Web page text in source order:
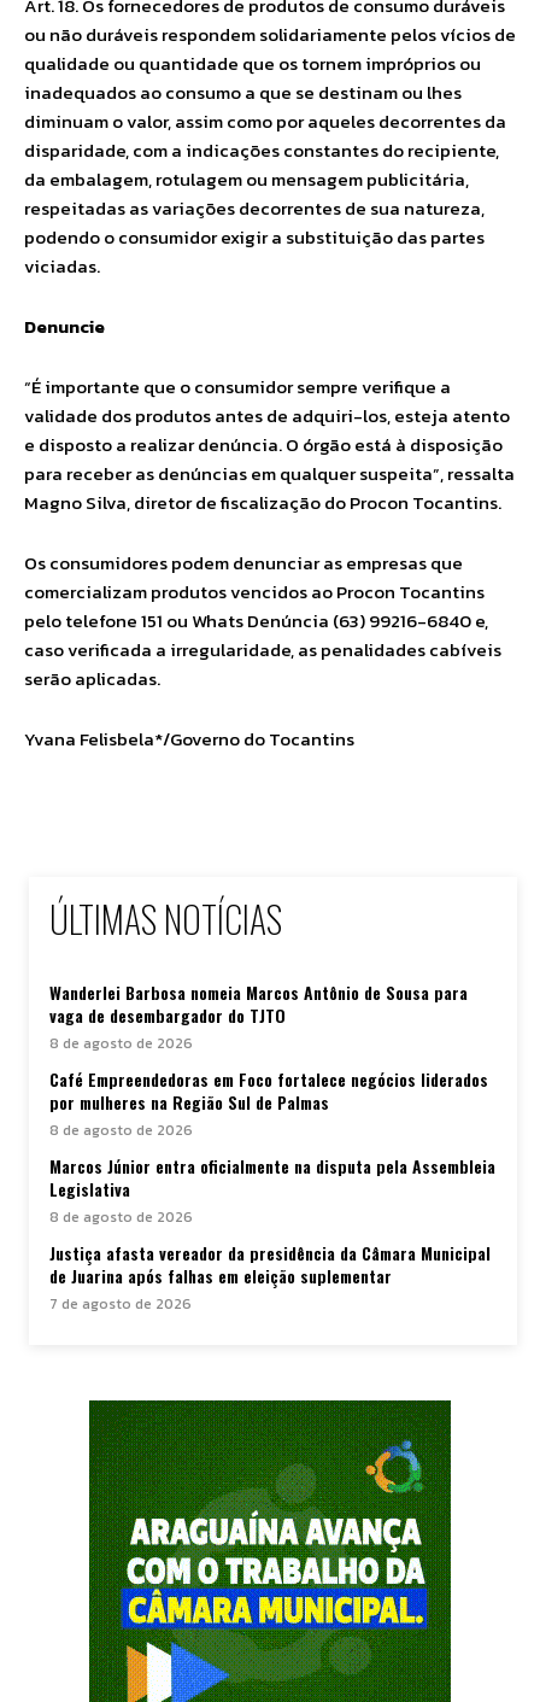
ou não duráveis respondem solidariamente pelos vícios de
qualidade ou quantidade que os tornem impróprios ou
inadequados ao consumo a que se destinam ou lhes
diminuam o valor, assim como por aqueles decorrentes da
disparidade, com a indicações constantes do recipiente,
da embalagem, rotulagem ou mensagem publicitária,
respeitadas as variações decorrentes de sua natureza,
podendo o consumidor exigir a substituição das partes
viciadas.
Denuncie
“É importante que o consumidor sempre verifique a
validade dos produtos antes de adquiri-los, esteja atento
e disposto a realizar denúncia. O órgão está à disposição
para receber as denúncias em qualquer suspeita”, ressalta
Magno Silva, diretor de fiscalização do Procon Tocantins.
Os consumidores podem denunciar as empresas que
comercializam produtos vencidos ao Procon Tocantins
pelo telefone 151 ou Whats Denúncia (63) 99216-6840 e,
caso verificada a irregularidade, as penalidades cabíveis
serão aplicadas.
Yvana Felisbela*/Governo do Tocantins
ÚLTIMAS NOTÍCIAS
Wanderlei Barbosa nomeia Marcos Antônio de Sousa para
vaga de desembargador do TJTO
8 de agosto de 2026
Café Empreendedoras em Foco fortalece negócios liderados
por mulheres na Região Sul de Palmas
8 de agosto de 2026
Marcos Júnior entra oficialmente na disputa pela Assembleia
Legislativa
8 de agosto de 2026
Justiça afasta vereador da presidência da Câmara Municipal
de Juarina após falhas em eleição suplementar
7 de agosto de 2026